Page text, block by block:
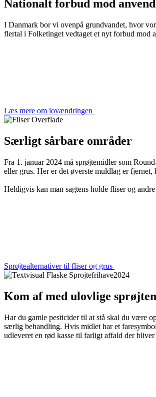
Nationalt forbud mod
I Danmark bor vi ovenpå grundvandet, hvor
flertal i Folketinget vedtaget et nyt forbud mod
Læs mere om lovændringen
Særligt sårbare områder
Fra 1. januar 2024 må sprøjtemidler som
eller grus. Her er det øverste muldlag er
Heldigvis kan man sagtens holde fliser og
Sprøjtealternativer til fliser og grus
Kom af med ulovlige
Har du gamle pesticider til at stå skal du være
særlig behandling. Hvis midlet har et
udleveret en rød kasse til farligt affald der